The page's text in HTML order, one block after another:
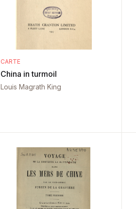
CARTE
China in turmoil
Louis Magrath King